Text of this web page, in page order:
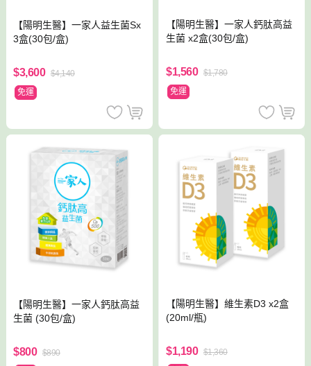
【陽明生醫】一家人益生菌Sx
3盒(30包/盒)
$3,600 $4,140
免運
【陽明生醫】一家人鈣肽高益
生菌 x2盒(30包/盒)
$1,560 $1,780
免運
【陽明生醫】一家人鈣肽高益
生菌 (30包/盒)
$800 $890
【陽明生醫】維生素D3 x2盒
(20ml/瓶)
$1,190 $1,360